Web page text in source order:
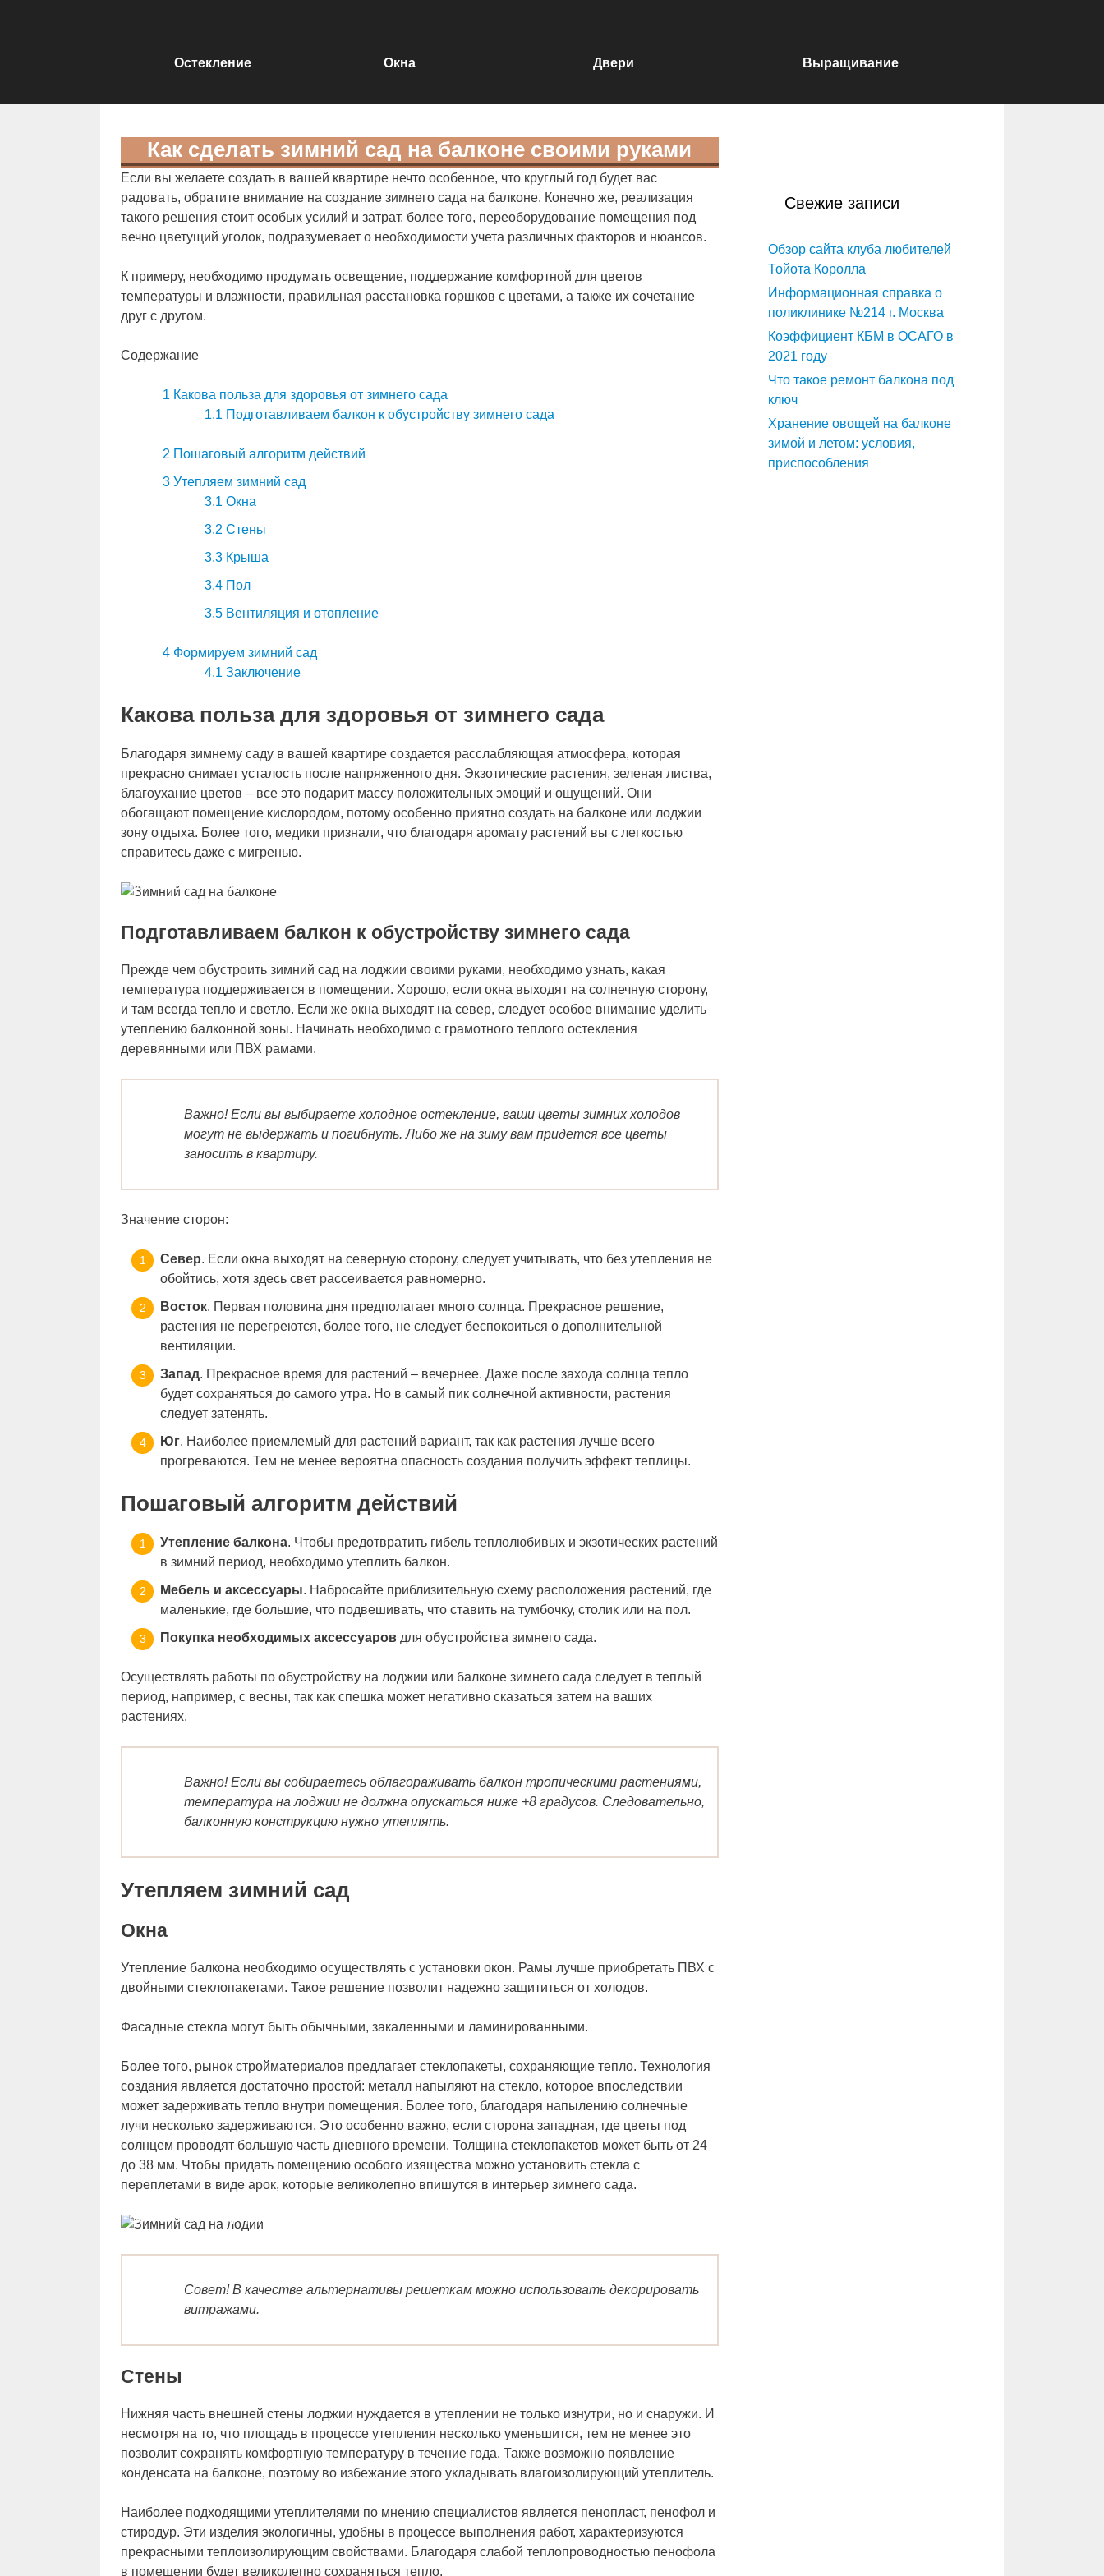
Остекление Окна Двери Выращивание
Как сделать зимний сад на балконе своими руками
Если вы желаете создать в вашей квартире нечто особенное, что круглый год будет вас
радовать, обратите внимание на создание зимнего сада на балконе. Конечно же, реализация
такого решения стоит особых усилий и затрат, более того, переоборудование помещения под
вечно цветущий уголок, подразумевает о необходимости учета различных факторов и нюансов.
К примеру, необходимо продумать освещение, поддержание комфортной для цветов
температуры и влажности, правильная расстановка горшков с цветами, а также их сочетание
друг с другом.
Содержание
1 Какова польза для здоровья от зимнего сада
1.1 Подготавливаем балкон к обустройству зимнего сада
2 Пошаговый алгоритм действий
3 Утепляем зимний сад
3.1 Окна
3.2 Стены
3.3 Крыша
3.4 Пол
3.5 Вентиляция и отопление
4 Формируем зимний сад
4.1 Заключение
Какова польза для здоровья от зимнего сада
Благодаря зимнему саду в вашей квартире создается расслабляющая атмосфера, которая
прекрасно снимает усталость после напряженного дня. Экзотические растения, зеленая листва,
благоухание цветов – все это подарит массу положительных эмоций и ощущений. Они
обогащают помещение кислородом, потому особенно приятно создать на балконе или лоджии
зону отдыха. Более того, медики признали, что благодаря аромату растений вы с легкостью
справитесь даже с мигренью.
Как обустроить зимний сад на балконе — вариант оформления
Подготавливаем балкон к обустройству зимнего сада
Прежде чем обустроить зимний сад на лоджии своими руками, необходимо узнать, какая
температура поддерживается в помещении. Хорошо, если окна выходят на солнечную сторону,
и там всегда тепло и светло. Если же окна выходят на север, следует особое внимание уделить
утеплению балконной зоны. Начинать необходимо с грамотного теплого остекления
деревянными или ПВХ рамами.
Важно! Если вы выбираете холодное остекление, ваши цветы зимних холодов
могут не выдержать и погибнуть. Либо же на зиму вам придется все цветы
заносить в квартиру.
Значение сторон:
Север. Если окна выходят на северную сторону, следует учитывать, что без утепления не
обойтись, хотя здесь свет рассеивается равномерно.
Восток. Первая половина дня предполагает много солнца. Прекрасное решение,
растения не перегреются, более того, не следует беспокоиться о дополнительной
вентиляции.
Запад. Прекрасное время для растений – вечернее. Даже после захода солнца тепло
будет сохраняться до самого утра. Но в самый пик солнечной активности, растения
следует затенять.
Юг. Наиболее приемлемый для растений вариант, так как растения лучше всего
прогреваются. Тем не менее вероятна опасность создания получить эффект теплицы.
Пошаговый алгоритм действий
Утепление балкона. Чтобы предотвратить гибель теплолюбивых и экзотических растений
в зимний период, необходимо утеплить балкон.
Мебель и аксессуары. Набросайте приблизительную схему расположения растений, где
маленькие, где большие, что подвешивать, что ставить на тумбочку, столик или на пол.
Покупка необходимых аксессуаров для обустройства зимнего сада.
Осуществлять работы по обустройству на лоджии или балконе зимнего сада следует в теплый
период, например, с весны, так как спешка может негативно сказаться затем на ваших
растениях.
Важно! Если вы собираетесь облагораживать балкон тропическими растениями,
температура на лоджии не должна опускаться ниже +8 градусов. Следовательно,
балконную конструкцию нужно утеплять.
Утепляем зимний сад
Окна
Утепление балкона необходимо осуществлять с установки окон. Рамы лучше приобретать ПВХ с
двойными стеклопакетами. Такое решение позволит надежно защититься от холодов.
Фасадные стекла могут быть обычными, закаленными и ламинированными.
Более того, рынок стройматериалов предлагает стеклопакеты, сохраняющие тепло. Технология
создания является достаточно простой: металл напыляют на стекло, которое впоследствии
может задерживать тепло внутри помещения. Более того, благодаря напылению солнечные
лучи несколько задерживаются. Это особенно важно, если сторона западная, где цветы под
солнцем проводят большую часть дневного времени. Толщина стеклопакетов может быть от 24
до 38 мм. Чтобы придать помещению особого изящества можно установить стекла с
переплетами в виде арок, которые великолепно впишутся в интерьер зимнего сада.
Великолепное оформление лоджии цветами своими руками
Совет! В качестве альтернативы решеткам можно использовать декорировать
витражами.
Стены
Нижняя часть внешней стены лоджии нуждается в утеплении не только изнутри, но и снаружи. И
несмотря на то, что площадь в процессе утепления несколько уменьшится, тем не менее это
позволит сохранять комфортную температуру в течение года. Также возможно появление
конденсата на балконе, поэтому во избежание этого укладывать влагоизолирующий утеплитель.
Наиболее подходящими утеплителями по мнению специалистов является пенопласт, пенофол и
стиродур. Эти изделия экологичны, удобны в процессе выполнения работ, характеризуются
прекрасными теплоизолирующим свойствами. Благодаря слабой теплопроводностью пенофола
в помещении будет великолепно сохраняться тепло.
Свежие записи
Обзор сайта клуба любителей
Тойота Королла
Информационная справка о
поликлинике №214 г. Москва
Коэффициент КБМ в ОСАГО в
2021 году
Что такое ремонт балкона под
ключ
Хранение овощей на балконе
зимой и летом: условия,
приспособления